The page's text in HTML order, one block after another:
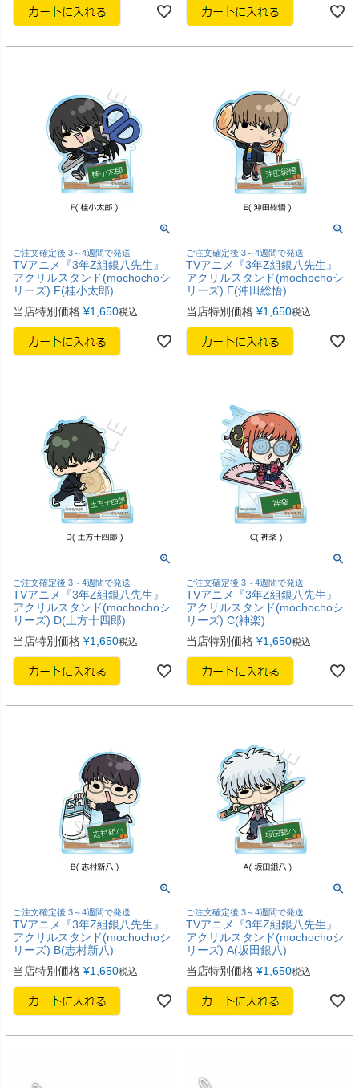
ご注文確定後 3～4週間で発送
TVアニメ『3年Z組銀八先生』
アクリルスタンド(mochochoシ
リーズ) F(桂小太郎)
当店特別価格 ¥1,650税込
ご注文確定後 3～4週間で発送
TVアニメ『3年Z組銀八先生』
アクリルスタンド(mochochoシ
リーズ) E(沖田総悟)
当店特別価格 ¥1,650税込
ご注文確定後 3～4週間で発送
TVアニメ『3年Z組銀八先生』
アクリルスタンド(mochochoシ
リーズ) D(土方十四郎)
当店特別価格 ¥1,650税込
ご注文確定後 3～4週間で発送
TVアニメ『3年Z組銀八先生』
アクリルスタンド(mochochoシ
リーズ) C(神楽)
当店特別価格 ¥1,650税込
ご注文確定後 3～4週間で発送
TVアニメ『3年Z組銀八先生』
アクリルスタンド(mochochoシ
リーズ) B(志村新八)
当店特別価格 ¥1,650税込
ご注文確定後 3～4週間で発送
TVアニメ『3年Z組銀八先生』
アクリルスタンド(mochochoシ
リーズ) A(坂田銀八)
当店特別価格 ¥1,650税込